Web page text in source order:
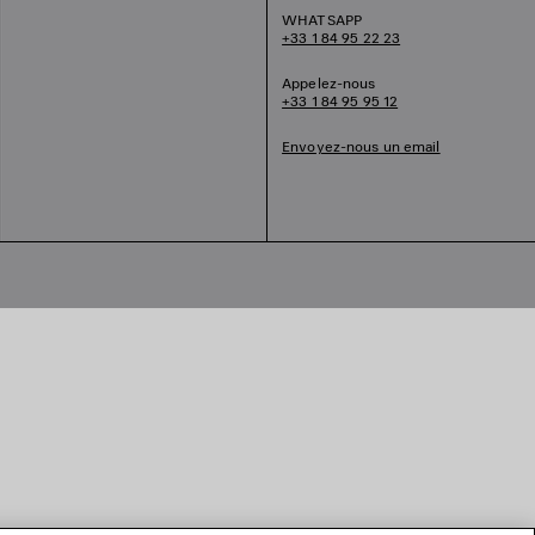
WHATSAPP
+33 1 84 95 22 23
Appelez-nous
+33 1 84 95 95 12
Envoyez-nous un email